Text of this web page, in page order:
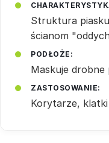
Struktura
ścianom
PODŁOŻE:
Maskuje drobne
ZASTOSOWANIE:
Korytarze,